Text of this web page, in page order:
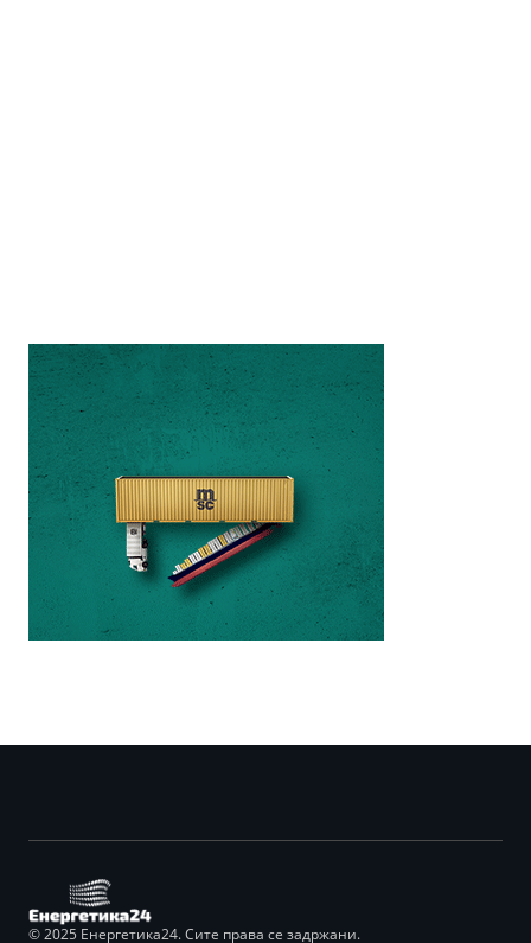
© 2025 Енергетика24. Сите права се задржани.